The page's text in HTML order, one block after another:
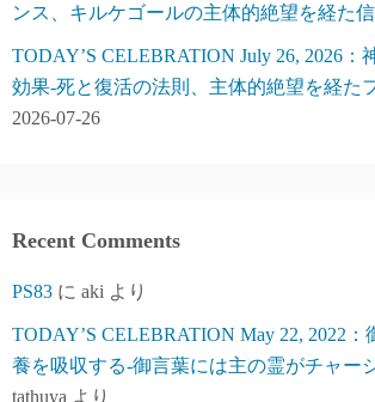
ンス、キルケゴールの主体的絶望を経た
TODAY’S CELEBRATION July 26, 2026：
効果-死と復活の法則、主体的絶望を経た
2026-07-26
Recent Comments
PS83 に aki より
TODAY’S CELEBRATION May 22, 2022
養を吸収する-御言葉には主の霊がチャー
tathuya より